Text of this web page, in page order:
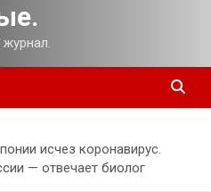
исчез коронавирус.
— отвечает биолог